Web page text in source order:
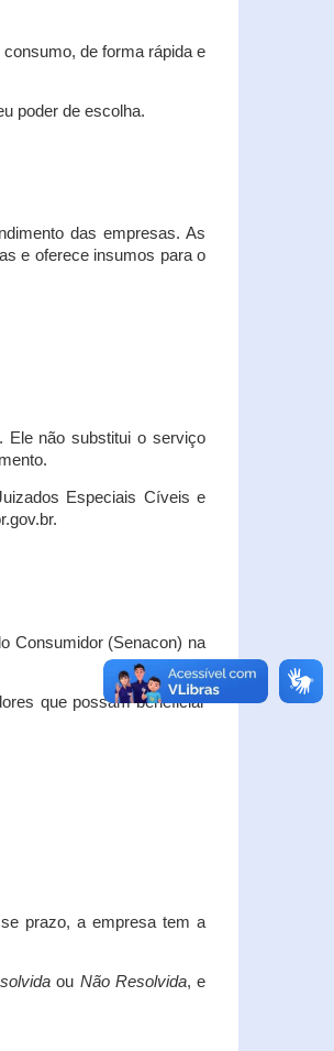
de forma rápida e
poder de escolha.
das empresas. As
e oferece insumos para o
Ele não substitui o serviço
Especiais Cíveis e
Consumidor (Senacon) na
que possam beneficiar
prazo, a empresa tem a
ou Não Resolvida, e